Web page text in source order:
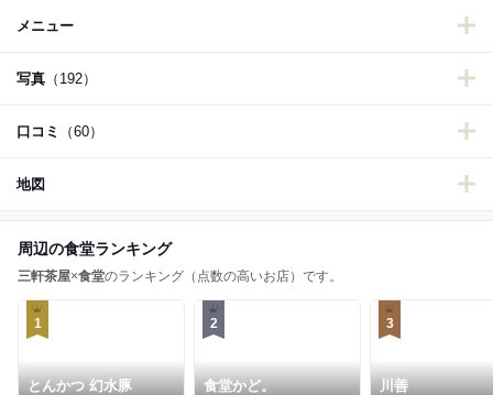
メニュー
写真 （192）
口コミ （60）
地図
周辺の食堂ランキング
三軒茶屋×食堂のランキング（点数の高いお店）です。
1
とんかつ 幻水豚
2
食堂かど。
3
川善